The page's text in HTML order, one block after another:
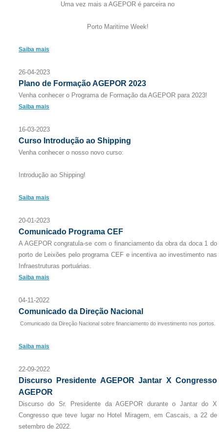
Uma vez mais a AGEPOR é parceira no
Porto Maritime Week!
Saiba mais
26-04-2023
Plano de Formação AGEPOR 2023
Venha conhecer o Programa de Formação da AGEPOR para 2023!
Saiba mais
16-03-2023
Curso Introdução ao Shipping
Venha conhecer o nosso novo curso:
Introdução ao Shipping!
Saiba mais
20-01-2023
Comunicado Programa CEF
A AGEPOR congratula-se com o financiamento da obra da doca 1 do
porto de Leixões pelo programa CEF e incentiva ao investimento nas
Infraestruturas portuárias.
Saiba mais
04-11-2022
Comunicado da Direção Nacional
Comunicado da Direção Nacional sobre financiamento do investimento nos portos.
Saiba mais
22-09-2022
Discurso Presidente AGEPOR Jantar X Congresso
AGEPOR
Discurso do Sr. Presidente da AGEPOR durante o Jantar do X
Congresso que teve lugar no Hotel Miragem, em Cascais, a 22 de
setembro de 2022.